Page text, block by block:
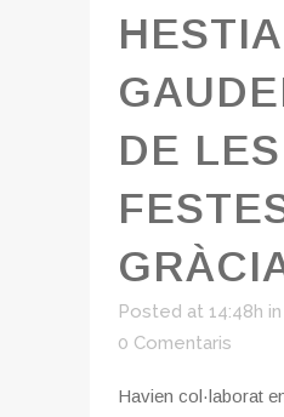
HESTIA
DE LES
Posted at 14:48h in
0 Comentaris
Havien col·laborat